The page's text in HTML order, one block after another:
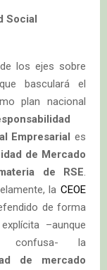
Social
los ejes sobre
basculará el
plan nacional
Empresarial es
de Mercado
de RSE
la CEOE
de forma
–aunque
confusa- la
de mercado